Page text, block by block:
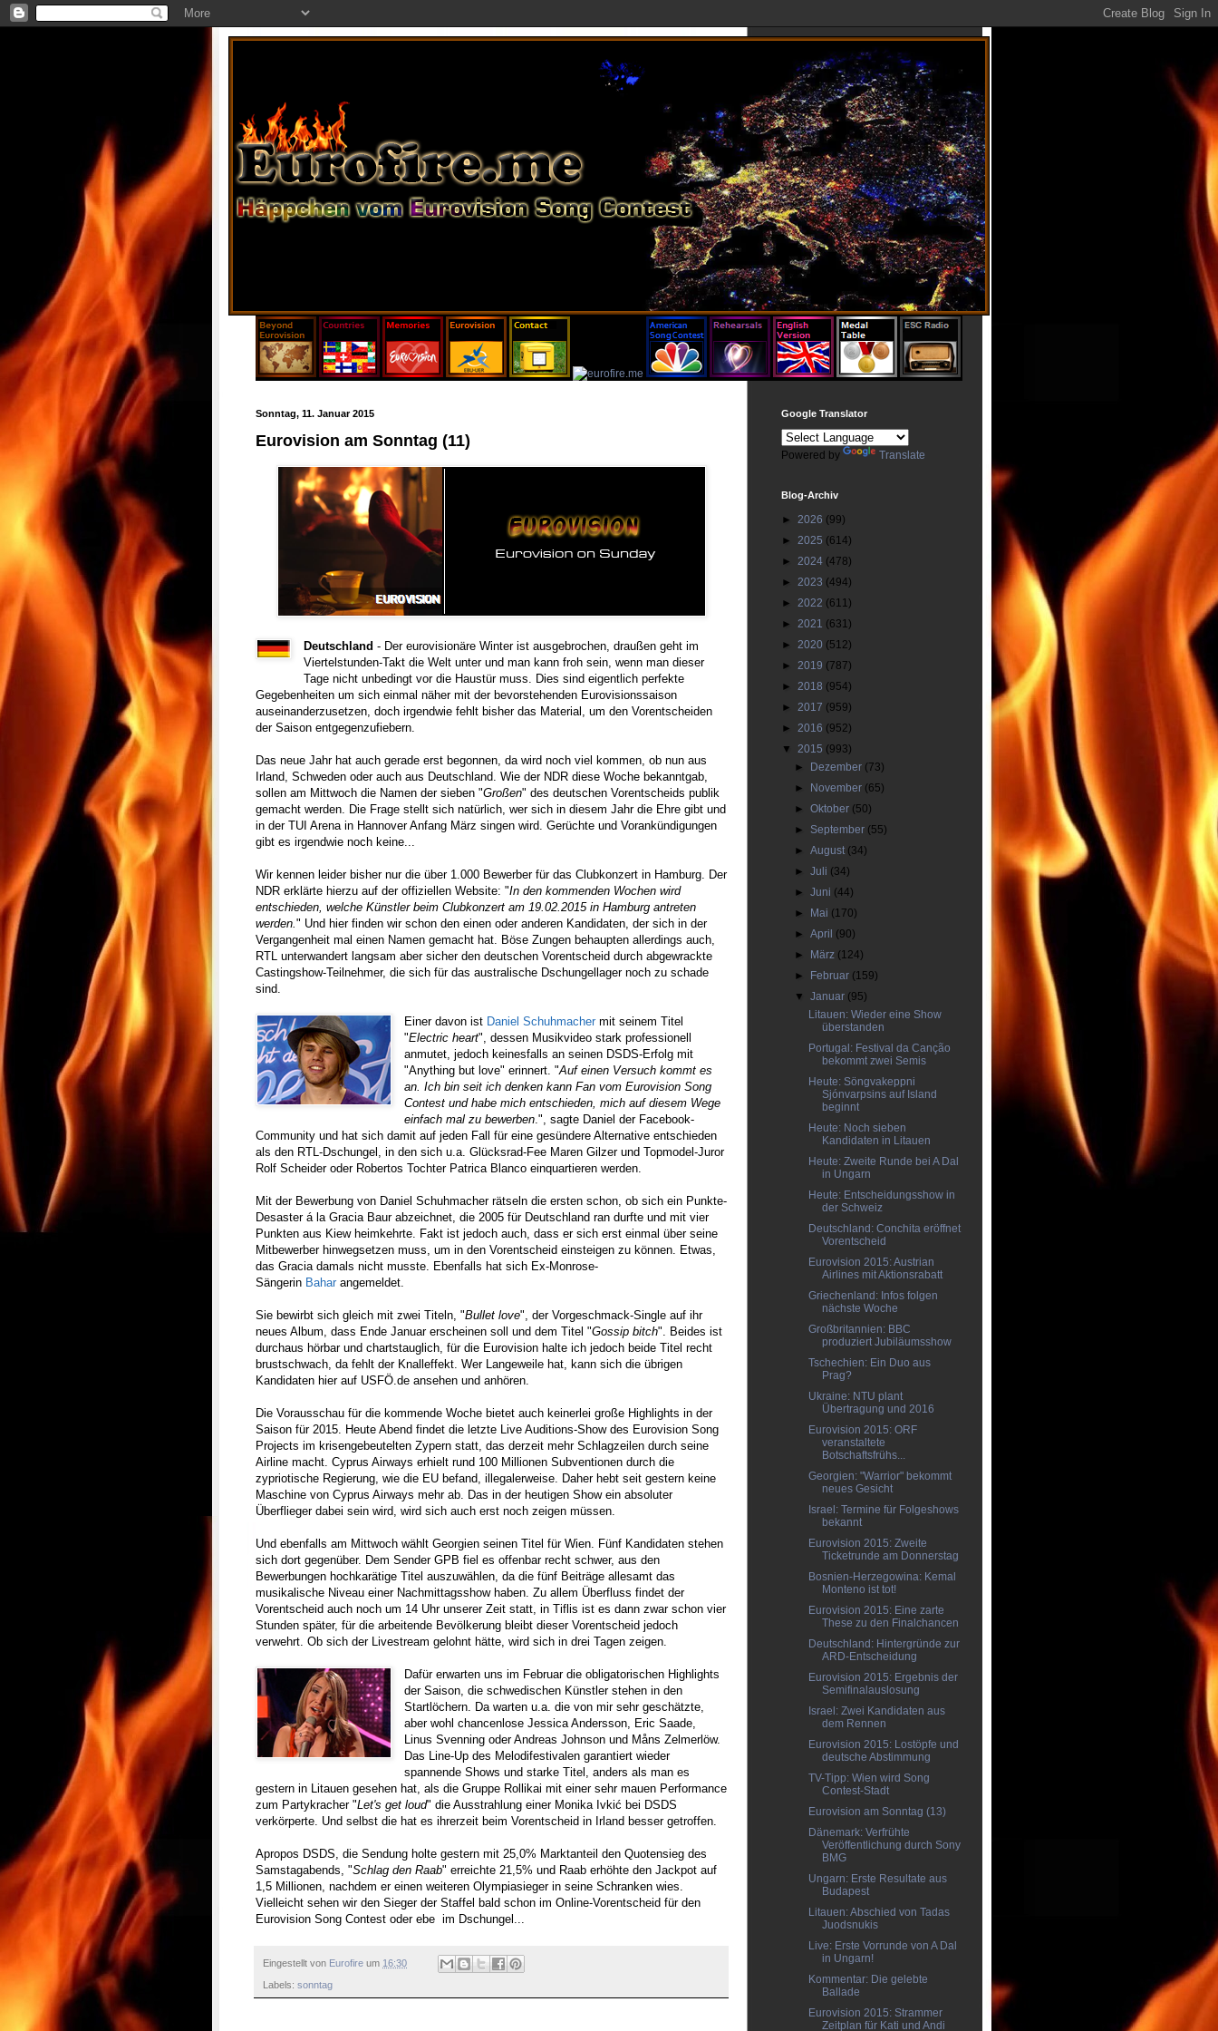
Sonntag, 11. Januar 2015
Eurovision am Sonntag (11)
Deutschland - Der eurovisionäre Winter ist ausgebrochen, draußen geht im
Viertelstunden-Takt die Welt unter und man kann froh sein, wenn man dieser
Tage nicht unbedingt vor die Haustür muss. Dies sind eigentlich perfekte
Gegebenheiten um sich einmal näher mit der bevorstehenden Eurovisionssaison
auseinanderzusetzen, doch irgendwie fehlt bisher das Material, um den Vorentscheiden
der Saison entgegenzufiebern.
Das neue Jahr hat auch gerade erst begonnen, da wird noch viel kommen, ob nun aus
Irland, Schweden oder auch aus Deutschland. Wie der NDR diese Woche bekanntgab,
sollen am Mittwoch die Namen der sieben "Großen" des deutschen Vorentscheids publik
gemacht werden. Die Frage stellt sich natürlich, wer sich in diesem Jahr die Ehre gibt und
in der TUI Arena in Hannover Anfang März singen wird. Gerüchte und Vorankündigungen
gibt es irgendwie noch keine...
Wir kennen leider bisher nur die über 1.000 Bewerber für das Clubkonzert in Hamburg. Der
NDR erklärte hierzu auf der offiziellen Website: "In den kommenden Wochen wird
entschieden, welche Künstler beim Clubkonzert am 19.02.2015 in Hamburg antreten
werden. " Und hier finden wir schon den einen oder anderen Kandidaten, der sich in der
Vergangenheit mal einen Namen gemacht hat. Böse Zungen behaupten allerdings auch,
RTL unterwandert langsam aber sicher den deutschen Vorentscheid durch abgewrackte
Castingshow-Teilnehmer, die sich für das australische Dschungellager noch zu schade
sind.
Einer davon ist Daniel Schuhmacher mit seinem Titel
"Electric heart", dessen Musikvideo stark professionell
anmutet, jedoch keinesfalls an seinen DSDS-Erfolg mit
"Anything but love" erinnert. "Auf einen Versuch kommt es
an. Ich bin seit ich denken kann Fan vom Eurovision Song
Contest und habe mich entschieden, mich auf diesem Wege
einfach mal zu bewerben .", sagte Daniel der Facebook-
Community und hat sich damit auf jeden Fall für eine gesündere Alternative entschieden
als den RTL-Dschungel, in den sich u.a. Glücksrad-Fee Maren Gilzer und Topmodel-Juror
Rolf Scheider oder Robertos Tochter Patrica Blanco einquartieren werden.
Mit der Bewerbung von Daniel Schuhmacher rätseln die ersten schon, ob sich ein Punkte-
Desaster á la Gracia Baur abzeichnet, die 2005 für Deutschland ran durfte und mit vier
Punkten aus Kiew heimkehrte. Fakt ist jedoch auch, dass er sich erst einmal über seine
Mitbewerber hinwegsetzen muss, um in den Vorentscheid einsteigen zu können. Etwas,
das Gracia damals nicht musste. Ebenfalls hat sich Ex-Monrose-
Sängerin Bahar angemeldet.
Sie bewirbt sich gleich mit zwei Titeln, "Bullet love", der Vorgeschmack-Single auf ihr
neues Album, dass Ende Januar erscheinen soll und dem Titel "Gossip bitch". Beides ist
durchaus hörbar und chartstauglich, für die Eurovision halte ich jedoch beide Titel recht
brustschwach, da fehlt der Knalleffekt. Wer Langeweile hat, kann sich die übrigen
Kandidaten hier auf USFÖ.de ansehen und anhören.
Die Vorausschau für die kommende Woche bietet auch keinerlei große Highlights in der
Saison für 2015. Heute Abend findet die letzte Live Auditions-Show des Eurovision Song
Projects im krisengebeutelten Zypern statt, das derzeit mehr Schlagzeilen durch seine
Airline macht. Cyprus Airways erhielt rund 100 Millionen Subventionen durch die
zypriotische Regierung, wie die EU befand, illegalerweise. Daher hebt seit gestern keine
Maschine von Cyprus Airways mehr ab. Das in der heutigen Show ein absoluter
Überflieger dabei sein wird, wird sich auch erst noch zeigen müssen.
Und ebenfalls am Mittwoch wählt Georgien seinen Titel für Wien. Fünf Kandidaten stehen
sich dort gegenüber. Dem Sender GPB fiel es offenbar recht schwer, aus den
Bewerbungen hochkarätige Titel auszuwählen, da die fünf Beiträge allesamt das
musikalische Niveau einer Nachmittagsshow haben. Zu allem Überfluss findet der
Vorentscheid auch noch um 14 Uhr unserer Zeit statt, in Tiflis ist es dann zwar schon vier
Stunden später, für die arbeitende Bevölkerung bleibt dieser Vorentscheid jedoch
verwehrt. Ob sich der Livestream gelohnt hätte, wird sich in drei Tagen zeigen.
Dafür erwarten uns im Februar die obligatorischen Highlights
der Saison, die schwedischen Künstler stehen in den
Startlöchern. Da warten u.a. die von mir sehr geschätzte,
aber wohl chancenlose Jessica Andersson, Eric Saade,
Linus Svenning oder Andreas Johnson und Måns Zelmerlöw.
Das Line-Up des Melodifestivalen garantiert wieder
spannende Shows und starke Titel, anders als man es
gestern in Litauen gesehen hat, als die Gruppe Rollikai mit einer sehr mauen Performance
zum Partykracher "Let's get loud" die Ausstrahlung einer Monika Ivkić bei DSDS
verkörperte. Und selbst die hat es ihrerzeit beim Vorentscheid in Irland besser getroffen.
Apropos DSDS, die Sendung holte gestern mit 25,0% Marktanteil den Quotensieg des
Samstagabends, "Schlag den Raab" erreichte 21,5% und Raab erhöhte den Jackpot auf
1,5 Millionen, nachdem er einen weiteren Olympiasieger in seine Schranken wies.
Vielleicht sehen wir den Sieger der Staffel bald schon im Online-Vorentscheid für den
Eurovision Song Contest oder ebe im Dschungel...
Eingestellt von Eurofire um 16:30
Labels: sonntag
Google Translator
Powered by Translate
Blog-Archiv
► 2026 (99)
► 2025 (614)
► 2024 (478)
► 2023 (494)
► 2022 (611)
► 2021 (631)
► 2020 (512)
► 2019 (787)
► 2018 (954)
► 2017 (959)
► 2016 (952)
▼ 2015 (993)
►
Dezember (73)
►
November (65)
►Oktober (50)
► September (55)
►August (34)
►Juli (34)
►Juni (44)
►
Mai (170)
►April (90)
►
März (124)
►
Februar (159)
▼Januar (95)
Litauen: Wieder eine Show
überstanden
Portugal: Festival da Canção
bekommt zwei Semis
Heute: Söngvakeppni
Sjónvarpsins auf Island
beginnt
Heute: Noch sieben
Kandidaten in Litauen
Heute: Zweite Runde bei A Dal
in Ungarn
Heute: Entscheidungsshow in
der Schweiz
Deutschland: Conchita eröffnet
Vorentscheid
Eurovision 2015: Austrian
Airlines mit Aktionsrabatt
Griechenland: Infos folgen
nächste Woche
Großbritannien: BBC
produziert Jubiläumsshow
Tschechien: Ein Duo aus
Prag?
Ukraine: NTU plant
Übertragung und 2016
Eurovision 2015: ORF
veranstaltete
Botschaftsfrühs...
Georgien: "Warrior" bekommt
neues Gesicht
Israel: Termine für Folgeshows
bekannt
Eurovision 2015: Zweite
Ticketrunde am Donnerstag
Bosnien-Herzegowina: Kemal
Monteno ist tot!
Eurovision 2015: Eine zarte
These zu den Finalchancen
Deutschland: Hintergründe zur
ARD-Entscheidung
Eurovision 2015: Ergebnis der
Semifinalauslosung
Israel: Zwei Kandidaten aus
dem Rennen
Eurovision 2015: Lostöpfe und
deutsche Abstimmung
TV-Tipp: Wien wird Song
Contest-Stadt
Eurovision am Sonntag (13)
Dänemark: Verfrühte
Veröffentlichung durch Sony
BMG
Ungarn: Erste Resultate aus
Budapest
Litauen: Abschied von Tadas
Juodsnukis
Live: Erste Vorrunde von A Dal
in Ungarn!
Kommentar: Die gelebte
Ballade
Eurovision 2015: Strammer
Zeitplan für Kati und Andi